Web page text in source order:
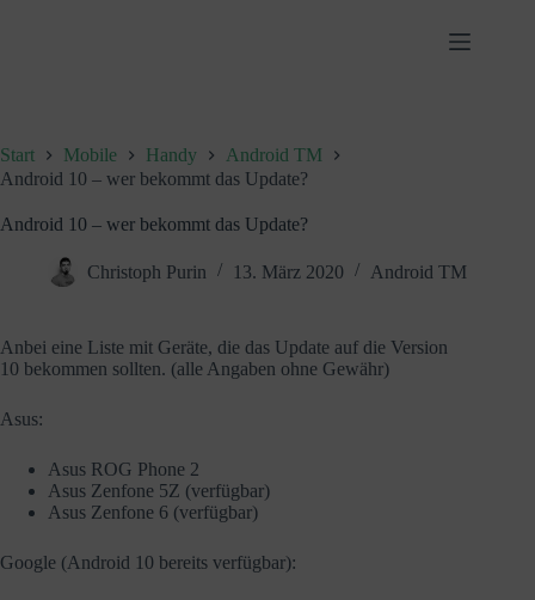
Start Mobile Handy
Android TM
Android 10 – wer bekommt das Update?
Android 10 – wer bekommt das Update?
Christoph Purin 13. März 2020 Android TM
Anbei eine Liste mit Geräte, die das Update auf die Version
10 bekommen sollten. (alle Angaben ohne Gewähr)
Asus:
Asus ROG Phone 2
Asus Zenfone 5Z (verfügbar)
Asus Zenfone 6 (verfügbar)
Google (Android 10 bereits verfügbar):